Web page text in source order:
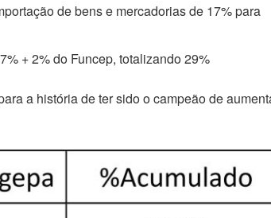
de bens e mercadorias de 17% para
+ 2% do Funcep, totalizando 29%
a história de ter sido o campeão de